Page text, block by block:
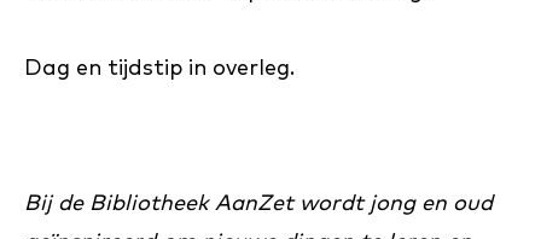
Dag en tijdstip in overleg.
Bij de Bibliotheek AanZet wordt jong en oud